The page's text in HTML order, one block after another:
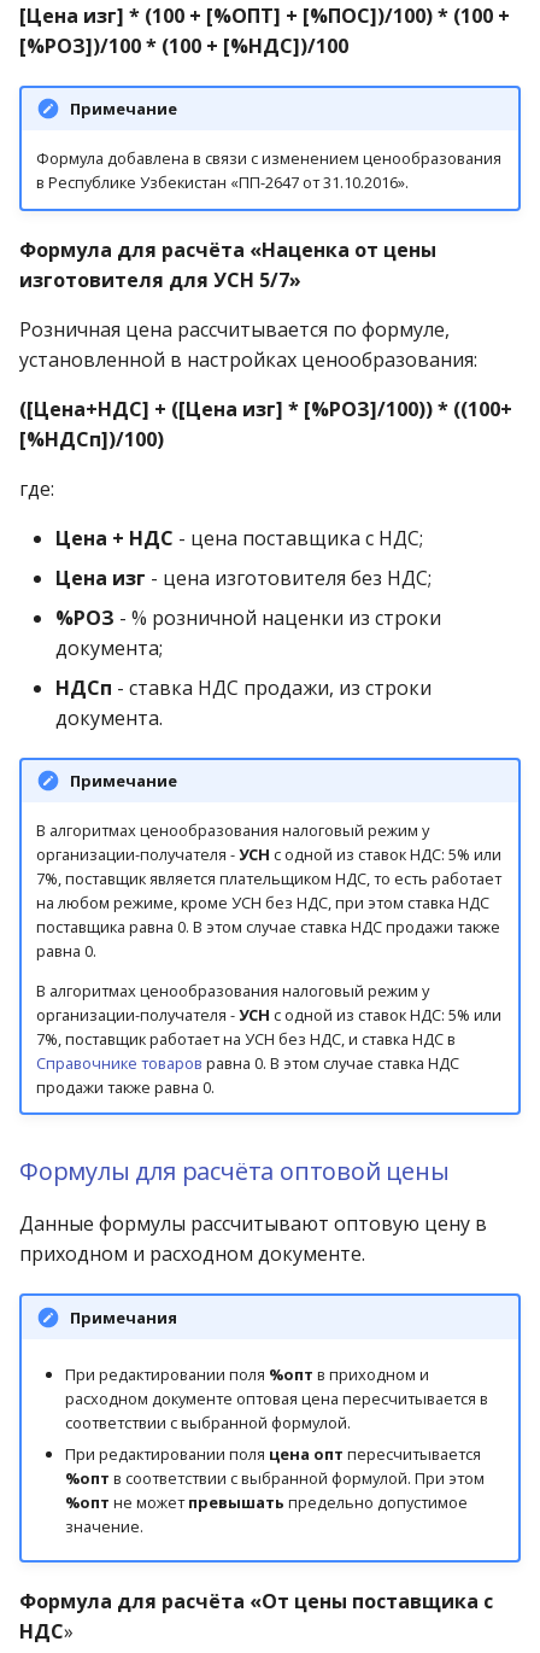
[Цена изг] * (100 + [%OПT] + [%ПОС])/100) * (100 +
[%РОЗ])/100 * (100 + [%НДС])/100
Примечание
Формула добавлена в связи с изменением ценообразования
в Республике Узбекистан «ПП-2647 от 31.10.2016».
Формула для расчёта «Наценка от цены
изготовителя для УСН 5/7»
Розничная цена рассчитывается по формуле,
установленной в настройках ценообразования:
([Цена+НДС] + ([Цена изг] * [%РОЗ]/100)) * ((100+
[%НДСп])/100)
где:
Цена + НДС - цена поставщика с НДС;
Цена изг - цена изготовителя без НДС;
%РОЗ - % розничной наценки из строки
документа;
НДСп - ставка НДС продажи, из строки
документа.
Примечание
В алгоритмах ценообразования налоговый режим у
организации-получателя -УСН с одной из ставок НДС: 5% или
7%, поставщик является плательщиком НДС, то есть работает
на любом режиме, кроме УСН без НДС, при этом ставка НДС
поставщика равна 0. В этом случае ставка НДС продажи также
равна 0.
В алгоритмах ценообразования налоговый режим у
организации-получателя -УСН с одной из ставок НДС: 5% или
7%, поставщик работает на УСН без НДС, и ставка НДС в
Справочнике товаров равна 0. В этом случае ставка НДС
продажи также равна 0.
Формулы для расчёта оптовой цены
Данные формулы рассчитывают оптовую цену в
приходном и расходном документе.
Примечания
При редактировании поля %опт в приходном и
расходном документе оптовая цена пересчитывается в
соответствии с выбранной формулой.
При редактировании поля цена опт пересчитывается
%опт в соответствии с выбранной формулой. При этом
%опт не можетпревышать предельно допустимое
значение.
Формула для расчёта «От цены поставщика с
НДС»